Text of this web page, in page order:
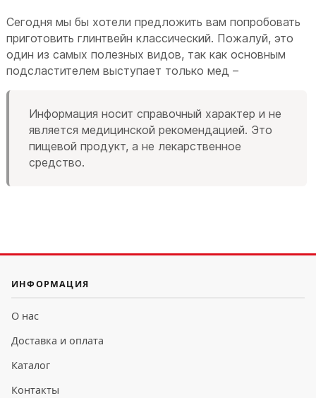
Сегодня мы бы хотели предложить вам попробовать
приготовить глинтвейн классический. Пожалуй, это
один из самых полезных видов, так как основным
подсластителем выступает только мед –
Информация носит справочный характер и не
является медицинской рекомендацией. Это
пищевой продукт, а не лекарственное
средство.
ИНФОРМАЦИЯ
О нас
Доставка и оплата
Каталог
Контакты